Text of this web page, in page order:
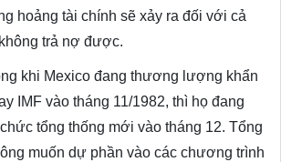
hoảng tài chính sẽ xảy ra đối với cả
trả nợ được.
khi Mexico đang thương lượng khẩn
IMF vào tháng 11/1982, thì họ đang
tổng thống mới vào tháng 12. Tổng
muốn dự phần vào các chương trình